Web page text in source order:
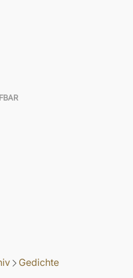
Gedichte